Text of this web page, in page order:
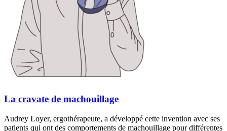
La cravate de machouillage
Audrey Loyer, ergothérapeute, a développé cette invention avec ses
patients qui ont des comportements de machouillage pour différentes